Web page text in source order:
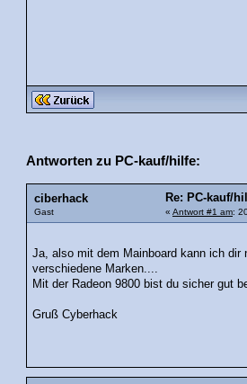
Antworten zu PC-kauf/hilfe:
ciberhack
Gast
Re: PC-kauf/
« Antwort #1 am:
Ja, also mit dem Mainboard kann ich
verschiedene Marken....
Mit der Radeon 9800 bist du sicher gut
Gruß Cyberhack